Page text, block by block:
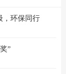
，环保同行
”